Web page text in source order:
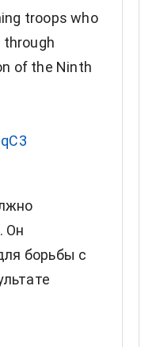
troops who
through
of the Ninth
Он
борьбы с